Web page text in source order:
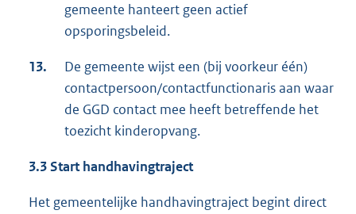
gemeente hanteert geen actief
opsporingsbeleid.
13.
De gemeente wijst een (bij voorkeur één)
contactpersoon/contactfunctionaris aan waar
de GGD contact mee heeft betreffende het
toezicht kinderopvang.
3.3 Start handhavingtraject
Het gemeentelijke handhavingtraject begint direct